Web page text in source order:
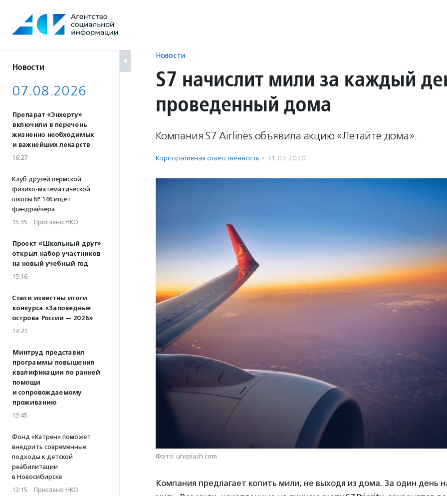
содержанию
Новости
07.08.2026
Препарат «Энхерту»
включили в перечень
жизненно необходимых
и важнейших лекарств
16:27
Клуб друзей пермской
физико-математической
школы № 146 ищет
фандрайзера
15:35 · Прислано НКО
Проект «Школьный друг»
открыл набор участников
на новый учебный год
15:16
Стали известны итоги
конкурса «Заповедные
острова России — 2026»
14:21
Минтруд представил
программы повышения
квалификации по ранней
помощи
и сопровождаемому
проживанию
13:45
Фонд «Катрен» поможет
внедрить современные
подходы к детской
реабилитации
в Новосибирске
13:15 · Прислано НКО
Новости
S7 начислит мили за каждый
проведенный дома
Компания S7 Airlines объявила акцию «Летайте дома».
Корпоративная ответственность · 31.03.2020
Фото: unsplash.com
Компания предлагает копить мили, не выходя из дома. За один день